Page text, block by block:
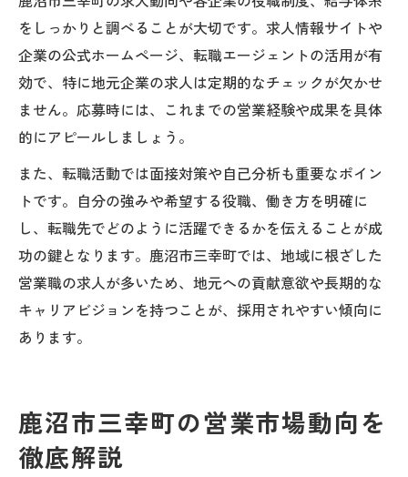
をしっかりと調べることが大切です。求人情報サイトや
企業の公式ホームページ、転職エージェントの活用が有
効で、特に地元企業の求人は定期的なチェックが欠かせ
ません。応募時には、これまでの営業経験や成果を具体
的にアピールしましょう。
また、転職活動では面接対策や自己分析も重要なポイン
トです。自分の強みや希望する役職、働き方を明確に
し、転職先でどのように活躍できるかを伝えることが成
功の鍵となります。鹿沼市三幸町では、地域に根ざした
営業職の求人が多いため、地元への貢献意欲や長期的な
キャリアビジョンを持つことが、採用されやすい傾向に
あります。
鹿沼市三幸町の営業市場動向を
徹底解説